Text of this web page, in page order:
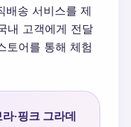
배송 서비스를 제
내 고객에게 전달
토어를 통해 체험
·핑크 그라데